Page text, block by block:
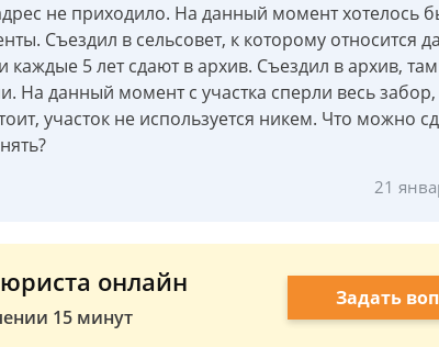
не приходило. На данный момент хотелось
Съездил в сельсовет, к которому относится
каждые 5 лет сдают в архив. Съездил в архив,
На данный момент с участка сперли весь
участок не используется никем. Что можно
21
онлайн
15 минут
Задать